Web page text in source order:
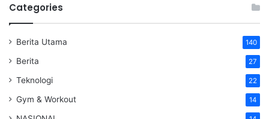
Categories
Berita Utama 140
Berita 27
Teknologi 22
Gym & Workout 14